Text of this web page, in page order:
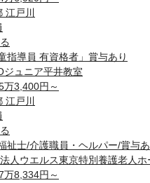
江戸川
指導員 有資格者」賞与あり
ジュニア平井教室
万3,400円～
江戸川
祉士/介護職員・ヘルパー/賞与
人ウエルス東京特別養護老人ホ
万8,334円～